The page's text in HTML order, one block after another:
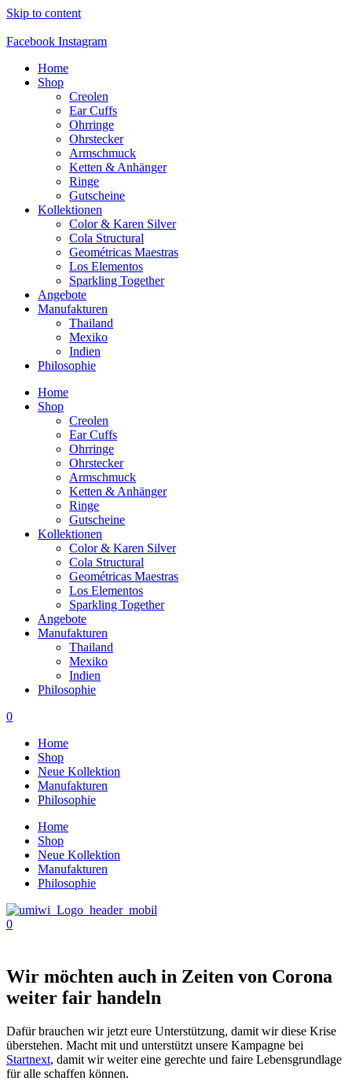
Skip to content
Facebook Instagram
Home
Shop
Creolen
Ear Cuffs
Ohrringe
Ohrstecker
Armschmuck
Ketten & Anhänger
Ringe
Gutscheine
Kollektionen
Color & Karen Silver
Cola Structural
Geométricas Maestras
Los Elementos
Sparkling Together
Angebote
Manufakturen
Thailand
Mexiko
Indien
Philosophie
Home
Shop
Creolen
Ear Cuffs
Ohrringe
Ohrstecker
Armschmuck
Ketten & Anhänger
Ringe
Gutscheine
Kollektionen
Color & Karen Silver
Cola Structural
Geométricas Maestras
Los Elementos
Sparkling Together
Angebote
Manufakturen
Thailand
Mexiko
Indien
Philosophie
0
Home
Shop
Neue Kollektion
Manufakturen
Philosophie
Home
Shop
Neue Kollektion
Manufakturen
Philosophie
0
Wir möchten auch in Zeiten von Corona
weiter fair handeln
Dafür brauchen wir jetzt eure Unterstützung, damit wir diese Krise
überstehen. Macht mit und unterstützt unsere Kampagne bei
Startnext, damit wir weiter eine gerechte und faire Lebensgrundlage
für alle schaffen können.